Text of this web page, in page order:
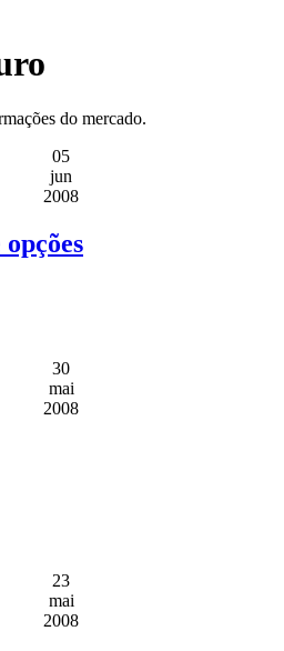
do mercado.
05
jun
2008
30
mai
2008
23
mai
2008